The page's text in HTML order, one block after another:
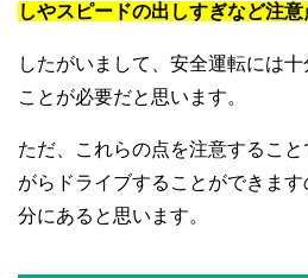
しやスピードの出しすぎなど注意
したがいまして、安全運転には
ことが必要だと思います。
ただ、これらの点を注意するこ
がらドライブすることができま
分にあると思います。